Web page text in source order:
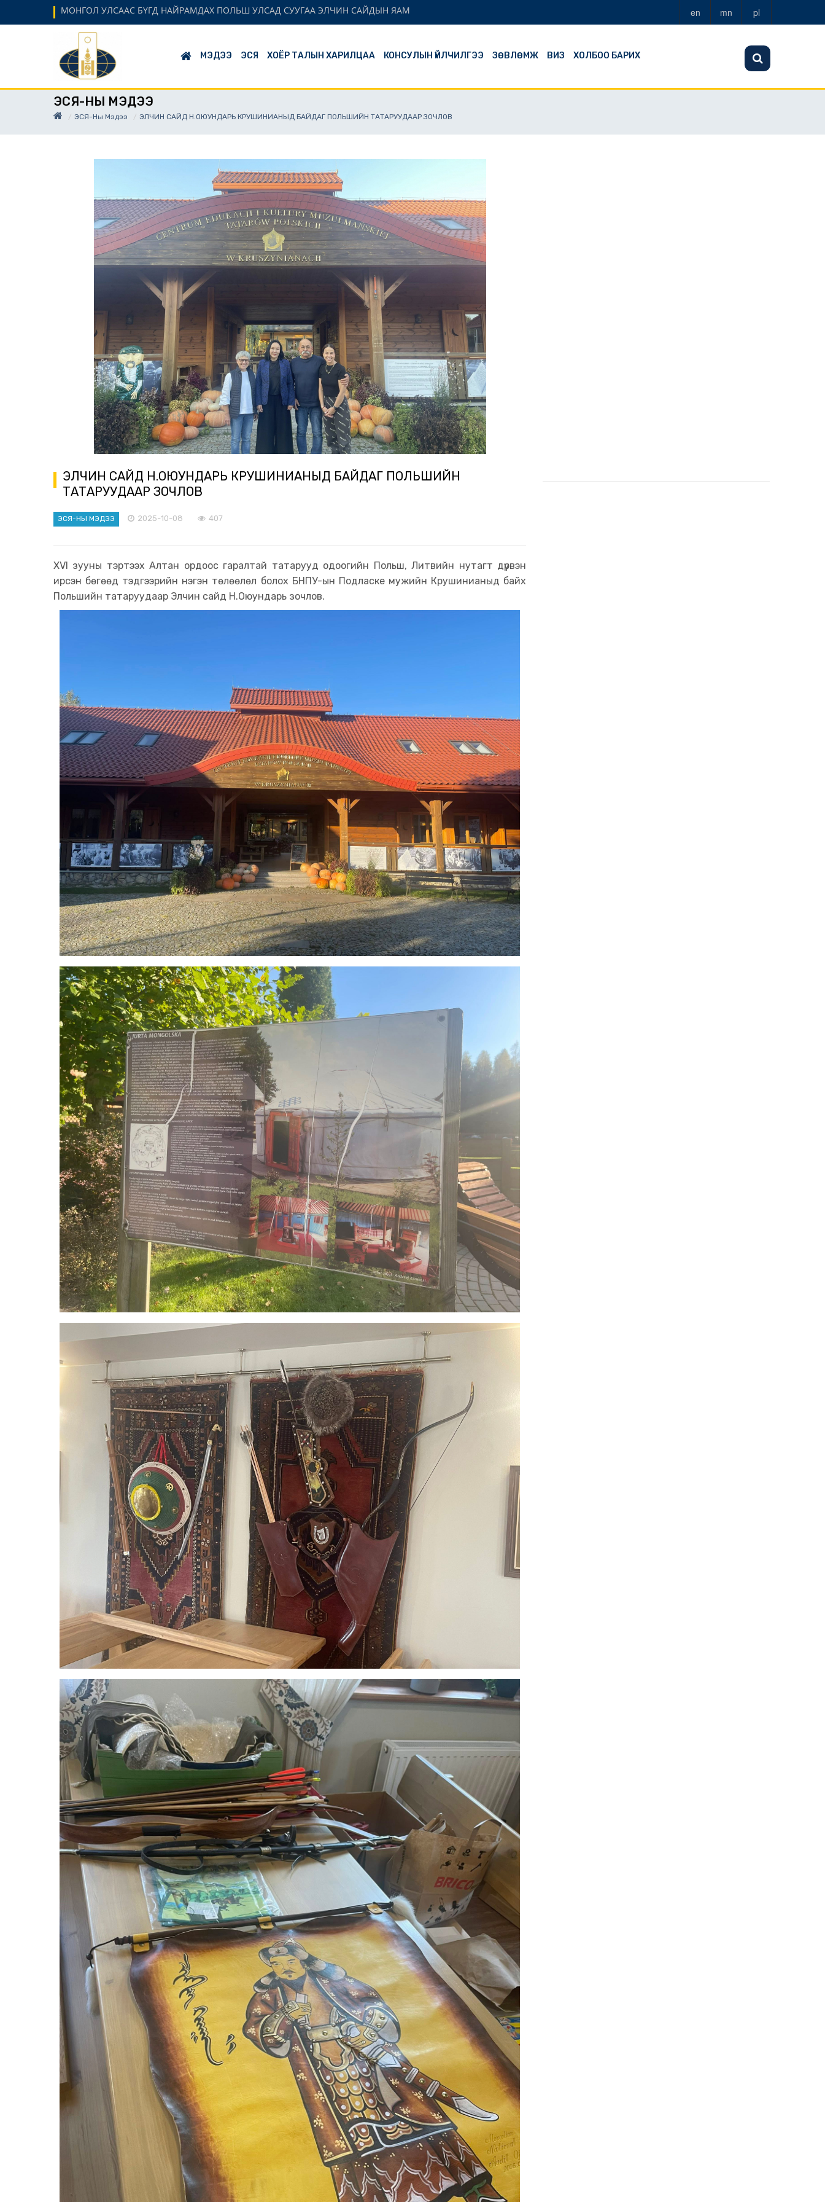
МОНГОЛ УЛСААС БҮГД НАЙРАМДАХ ПОЛЬШ УЛСАД СУУГАА ЭЛЧИН САЙДЫН ЯАМ en mn pl
МЭДЭЭ ЭСЯ ХОЁР ТАЛЫН ХАРИЛЦАА КОНСУЛЫН ҮЙЛЧИЛГЭЭ ЗӨВЛӨМЖ ВИЗ ХОЛБОО БАРИХ
ЭСЯ-НЫ МЭДЭЭ
ЭСЯ-Ны Мэдээ ЭЛЧИН САЙД Н.ОЮУНДАРЬ КРУШИНИАНЫД БАЙДАГ ПОЛЬШИЙН ТАТАРУУДААР ЗОЧЛОВ
ЭЛЧИН САЙД Н.ОЮУНДАРЬ КРУШИНИАНЫД БАЙДАГ ПОЛЬШИЙН
ТАТАРУУДААР ЗОЧЛОВ
ЭСЯ-НЫ МЭДЭЭ 2025-10-08 407
ХVI зууны тэртээх Алтан ордоос гаралтай татарууд одоогийн Польш, Литвийн нутагт дүрвэн
ирсэн бөгөөд тэдгээрийн нэгэн төлөөлөл болох БНПУ-ын Подласке мужийн Крушинианыд байх
Польшийн татаруудаар Элчин сайд Н.Оюундарь зочлов.